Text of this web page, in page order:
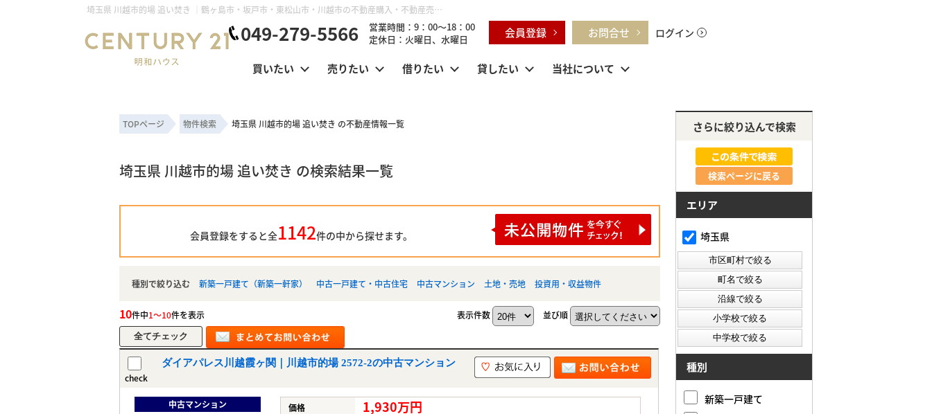
埼玉県 川越市的場 追い焚き ｜鶴ヶ島市・坂戸市・東松山市・川越市の不動産購入・不動産売却のことならセンチュリー21明和ハウス
049-279-5566
営業時間：9：00～18：00
定休日：火曜日、水曜日
会員登録 お問合せ ログイン
買いたい 売りたい 借りたい 貸したい 当社について
TOPページ 物件検索 埼玉県 川越市的場 追い焚き の不動産情報一覧
埼玉県 川越市的場 追い焚き の検索結果一覧
会員登録をすると全1142件の中から探せます。
種別で絞り込む 新築一戸建て（新築一軒家） 中古一戸建て・中古住宅 中古マンション 土地・売地 投資用・収益物件
10件中1～10件を表示 表示件数 並び順
check
ダイアパレス川越霞ヶ関｜川越市的場 2572-2の中古マンション
中古マンション 価格 1,930万円
さらに絞り込んで検索
検索ページに戻る
エリア
埼玉県
種別
新築一戸建て